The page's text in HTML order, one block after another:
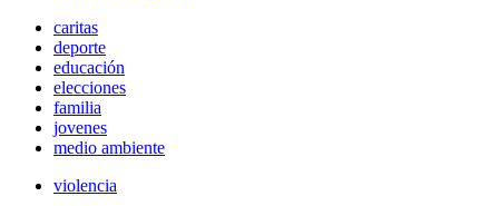
caritas
deporte
educación
elecciones
familia
jovenes
medio ambiente
violencia